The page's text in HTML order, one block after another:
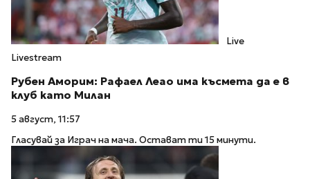
Live
Livestream
Рубен Аморим: Рафаел Леао има късмета да е в
клуб като Милан
5 август, 11:57
Гласувай за Играч на мача. Остават ти 15 минути.